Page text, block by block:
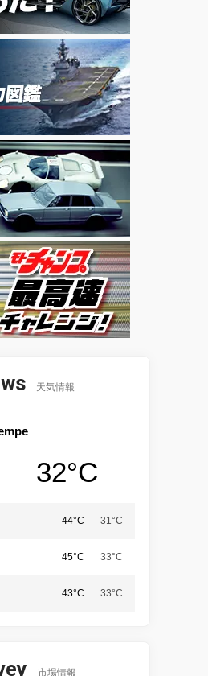
天気情報
32°C
44°C 31°C
45°C 33°C
43°C 33°C
市場情報